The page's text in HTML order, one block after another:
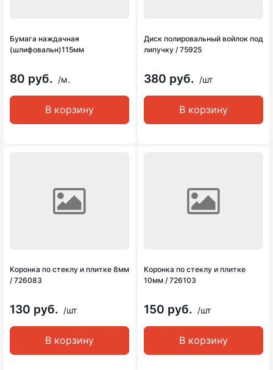
Бумага наждачная
(шлифовальн)115мм
80 руб. /м.
В корзину
Диск полировальный войлок под
липучку / 75925
380 руб. /шт
В корзину
Коронка по стеклу и плитке 8мм
/ 726083
130 руб. /шт
В корзину
Коронка по стеклу и плитке
10мм / 726103
150 руб. /шт
В корзину